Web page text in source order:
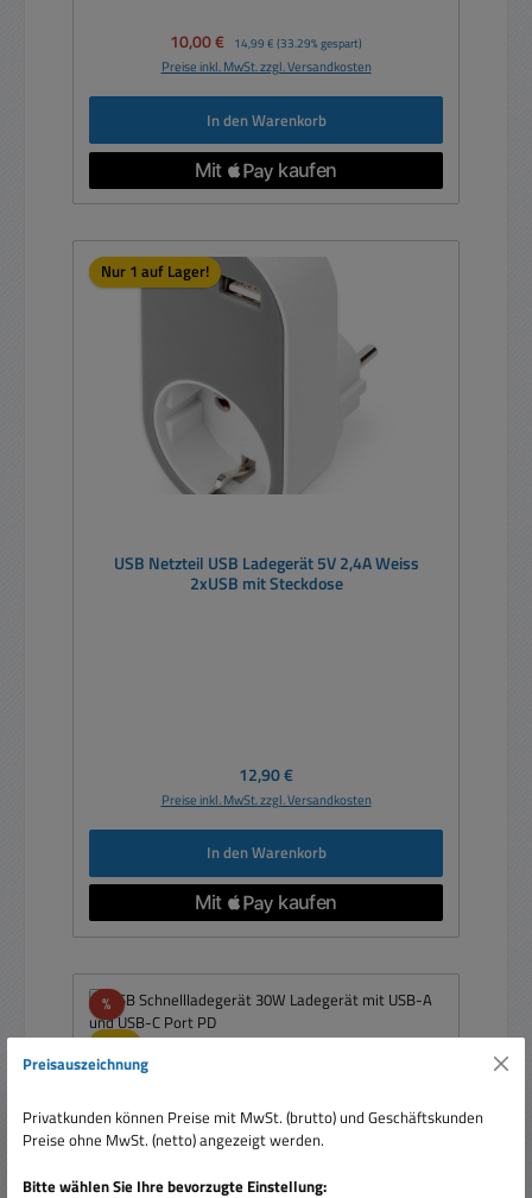
Verkaufspreis:
10,00 € Regulärer Preis:
14,99 € (33.29% gespart)
Preise inkl. MwSt. zzgl. Versandkosten
In den Warenkorb
Nur 1 auf Lager!
USB Netzteil USB Ladegerät 5V 2,4A Weiss
2xUSB mit Steckdose
Regulärer Preis:
12,90 €
Preise inkl. MwSt. zzgl. Versandkosten
In den Warenkorb
%Rabatt
Tipp
Preisauszeichnung
Privatkunden können Preise mit MwSt. (brutto) und Geschäftskunden
Preise ohne MwSt. (netto) angezeigt werden.
Bitte wählen Sie Ihre bevorzugte Einstellung: